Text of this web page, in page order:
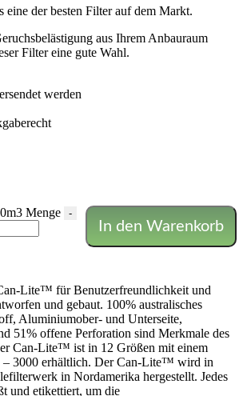
der besten Filter auf dem Markt.
aus Ihrem Anbauraum
Filter eine gute Wahl.
werden
Menge -
In den Warenkorb
Lite™ für Benutzerfreundlichkeit und
und gebaut. 100% australisches
Aluminiumober- und Unterseite,
51% offene Perforation sind Merkmale des
Can-Lite™ ist in 12 Größen mit einem
– 3000 erhältlich. Der Can-Lite™ wird in
in Nordamerika hergestellt. Jedes
und etikettiert, um die